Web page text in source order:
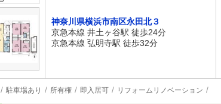
神奈川県横浜市南区永田北３
京急本線 井土ヶ谷駅 徒歩24分
京急本線 弘明寺駅 徒歩32分
駐車場あり 所有権 即入居可 リフォームリノベーション